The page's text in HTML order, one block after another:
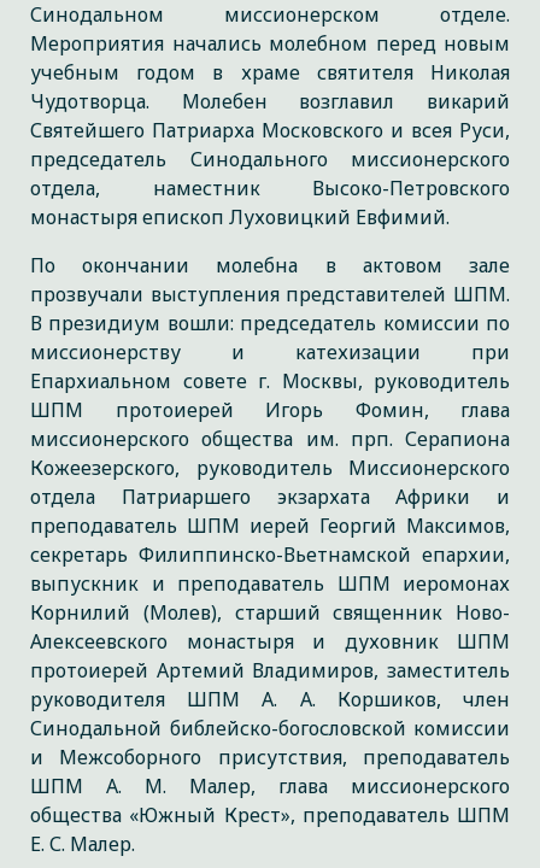
Синодальном миссионерском отделе.
Мероприятия начались молебном перед новым
учебным годом в храме святителя Николая
Чудотворца. Молебен возглавил викарий
Святейшего Патриарха Московского и всея Руси,
председатель Синодального миссионерского
отдела, наместник Высоко-Петровского
монастыря епископ Луховицкий Евфимий.
По окончании молебна в актовом зале
прозвучали выступления представителей ШПМ.
В президиум вошли: председатель комиссии по
миссионерству и катехизации при
Епархиальном совете г. Москвы, руководитель
ШПМ протоиерей Игорь Фомин, глава
миссионерского общества им. прп. Серапиона
Кожеезерского, руководитель Миссионерского
отдела Патриаршего экзархата Африки и
преподаватель ШПМ иерей Георгий Максимов,
секретарь Филиппинско-Вьетнамской епархии,
выпускник и преподаватель ШПМ иеромонах
Корнилий (Молев), старший священник Ново-
Алексеевского монастыря и духовник ШПМ
протоиерей Артемий Владимиров, заместитель
руководителя ШПМ А. А. Коршиков, член
Синодальной библейско-богословской комиссии
и Межсоборного присутствия, преподаватель
ШПМ А. М. Малер, глава миссионерского
общества «Южный Крест», преподаватель ШПМ
Е. С. Малер.